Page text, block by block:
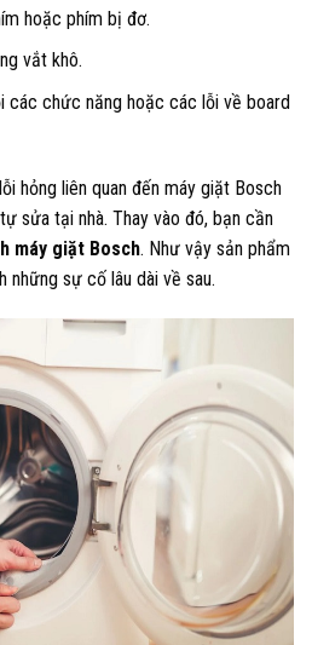
hoặc phím bị đơ.
vắt khô.
các chức năng hoặc các lỗi về board
hỏng liên quan đến máy giặt Bosch
sửa tại nhà. Thay vào đó, bạn cần
máy giặt Bosch. Như vậy sản phẩm
sự cố lâu dài về sau.